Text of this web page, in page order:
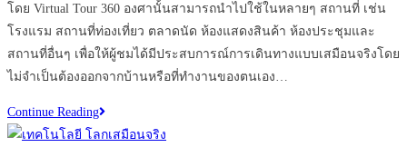
โดย Virtual Tour 360 องศานั้นสามารถนำไปใช้ในหลายๆ สถานที่ เช่น
โรงแรม สถานที่ท่องเที่ยว ตลาดนัด ห้องแสดงสินค้า ห้องประชุมและ
สถานที่อื่นๆ เพื่อให้ผู้ชมได้มีประสบการณ์การเดินทางแบบเสมือนจริงโดย
ไม่จำเป็นต้องออกจากบ้านหรือที่ทำงานของตนเอง…
Continue Reading5
เหตุผล